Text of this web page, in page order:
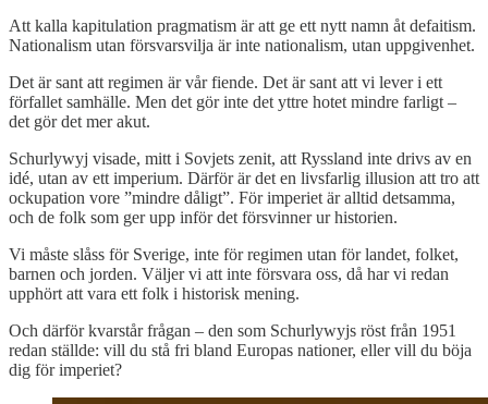
Att kalla kapitulation pragmatism är att ge ett nytt namn åt defaitism.
Nationalism utan försvarsvilja är inte nationalism, utan uppgivenhet.
Det är sant att regimen är vår fiende. Det är sant att vi lever i ett
förfallet samhälle. Men det gör inte det yttre hotet mindre farligt –
det gör det mer akut.
Schurlywyj visade, mitt i Sovjets zenit, att Ryssland inte drivs av en
idé, utan av ett imperium. Därför är det en livsfarlig illusion att tro att
ockupation vore ”mindre dåligt”. För imperiet är alltid detsamma,
och de folk som ger upp inför det försvinner ur historien.
Vi måste slåss för Sverige, inte för regimen utan för landet, folket,
barnen och jorden. Väljer vi att inte försvara oss, då har vi redan
upphört att vara ett folk i historisk mening.
Och därför kvarstår frågan – den som Schurlywyjs röst från 1951
redan ställde: vill du stå fri bland Europas nationer, eller vill du böja
dig för imperiet?